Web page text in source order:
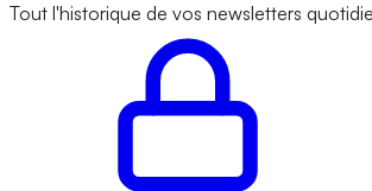
Tout l'historique de vos newsletters